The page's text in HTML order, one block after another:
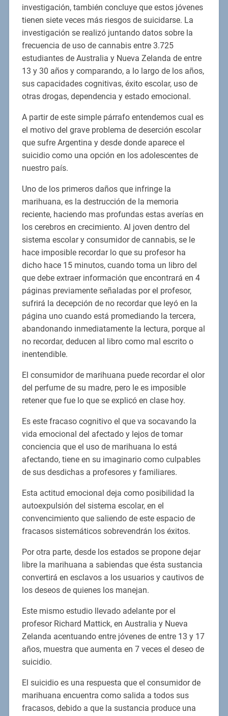
investigación, también concluye que estos jóvenes
tienen siete veces más riesgos de suicidarse. La
investigación se realizó juntando datos sobre la
frecuencia de uso de cannabis entre 3.725
estudiantes de Australia y Nueva Zelanda de entre
13 y 30 años y comparando, a lo largo de los años,
sus capacidades cognitivas, éxito escolar, uso de
otras drogas, dependencia y estado emocional.
A partir de este simple párrafo entendemos cual es
el motivo del grave problema de deserción escolar
que sufre Argentina y desde donde aparece el
suicidio como una opción en los adolescentes de
nuestro país.
Uno de los primeros daños que infringe la
marihuana, es la destrucción de la memoria
reciente, haciendo mas profundas estas averías en
los cerebros en crecimiento. Al joven dentro del
sistema escolar y consumidor de cannabis, se le
hace imposible recordar lo que su profesor ha
dicho hace 15 minutos, cuando toma un libro del
que debe extraer información que encontrará en 4
páginas previamente señaladas por el profesor,
sufrirá la decepción de no recordar que leyó en la
página uno cuando está promediando la tercera,
abandonando inmediatamente la lectura, porque al
no recordar, deducen al libro como mal escrito o
inentendible.
El consumidor de marihuana puede recordar el olor
del perfume de su madre, pero le es imposible
retener que fue lo que se explicó en clase hoy.
Es este fracaso cognitivo el que va socavando la
vida emocional del afectado y lejos de tomar
conciencia que el uso de marihuana lo está
afectando, tiene en su imaginario como culpables
de sus desdichas a profesores y familiares.
Esta actitud emocional deja como posibilidad la
autoexpulsión del sistema escolar, en el
convencimiento que saliendo de este espacio de
fracasos sistemáticos sobrevendrán los éxitos.
Por otra parte, desde los estados se propone dejar
libre la marihuana a sabiendas que ésta sustancia
convertirá en esclavos a los usuarios y cautivos de
los deseos de quienes los manejan.
Este mismo estudio llevado adelante por el
profesor Richard Mattick, en Australia y Nueva
Zelanda acentuando entre jóvenes de entre 13 y 17
años, muestra que aumenta en 7 veces el deseo de
suicidio.
El suicidio es una respuesta que el consumidor de
marihuana encuentra como salida a todos sus
fracasos, debido a que la sustancia produce una